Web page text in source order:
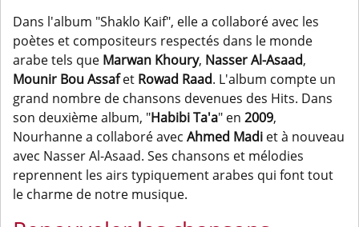
Dans l'album "Shaklo Kaif", elle a collaboré avec les
poètes et compositeurs respectés dans le monde
arabe tels que Marwan Khoury, Nasser Al-Asaad,
Mounir Bou Assafet Rowad Raad. L'album compte un
grand nombre de chansons devenues des Hits. Dans
son deuxième album, "Habibi Ta'a" en 2009,
Nourhanne a collaboré avec Ahmed Madi et à nouveau
avec Nasser Al-Asaad. Ses chansons et mélodies
reprennent les airs typiquement arabes qui font tout
le charme de notre musique.